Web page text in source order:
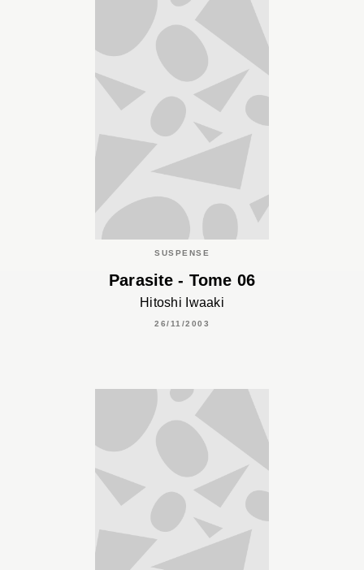
SUSPENSE
Parasite - Tome 06
Hitoshi Iwaaki
26/11/2003